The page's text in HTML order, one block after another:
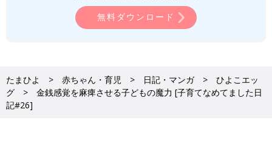
無料ダウンロード
たまひよ 赤ちゃん・育児 日記・マンガ
ひよこエッ
グ
金銭感覚を麻痺させる子どもの魔力 [子育てなめてました日
記#26]